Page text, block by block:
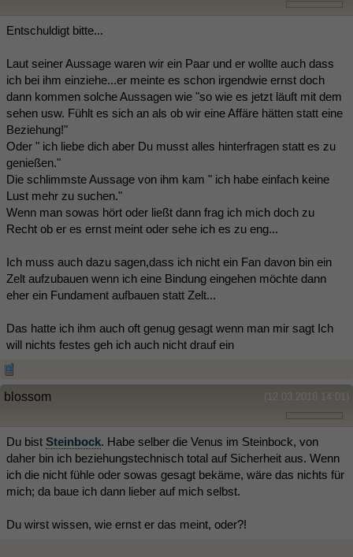
Entschuldigt bitte...
Laut seiner Aussage waren wir ein Paar und er wollte auch dass
ich bei ihm einziehe...er meinte es schon irgendwie ernst doch
dann kommen solche Aussagen wie "so wie es jetzt läuft mit dem
sehen usw. Fühlt es sich an als ob wir eine Affäre hätten statt eine
Beziehung!"
Oder " ich liebe dich aber Du musst alles hinterfragen statt es zu
genießen."
Die schlimmste Aussage von ihm kam " ich habe einfach keine
Lust mehr zu suchen."
Wenn man sowas hört oder ließt dann frag ich mich doch zu
Recht ob er es ernst meint oder sehe ich es zu eng...
Ich muss auch dazu sagen,dass ich nicht ein Fan davon bin ein
Zelt aufzubauen wenn ich eine Bindung eingehen möchte dann
eher ein Fundament aufbauen statt Zelt...
Das hatte ich ihm auch oft genug gesagt wenn man mir sagt Ich
will nichts festes geh ich auch nicht drauf ein
(12.03.2018 14:01)
blossom
Du bist Steinbock. Habe selber die Venus im Steinbock, von
daher bin ich beziehungstechnisch total auf Sicherheit aus. Wenn
ich die nicht fühle oder sowas gesagt bekäme, wäre das nichts für
mich; da baue ich dann lieber auf mich selbst.
Du wirst wissen, wie ernst er das meint, oder?!